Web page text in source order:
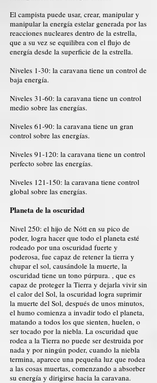
El campista puede usar, crear, manipular y
manipular la energía estelar generada por las
reacciones nucleares dentro de la estrella,
que a su vez se equilibra con el flujo de
energía desde la superficie de la estrella.
Niveles 1-30: la caravana tiene un control de
baja energía.
Niveles 31-60: la caravana tiene un control
medio sobre las energías.
Niveles 61-90: la caravana tiene un gran
control sobre las energías.
Niveles 91-120: la caravana tiene un control
perfecto sobre las energías.
Niveles 121-150: la caravana tiene control
global sobre las energías.
Planeta de la oscuridad
Nivel 250: el hijo de Nótt en su pico de
poder, logra hacer que todo el planeta esté
rodeado por una oscuridad fuerte y
poderosa, fue capaz de retener la tierra y
chupar el sol, causándole la muerte, la
oscuridad tiene un tono púrpura. , que es
capaz de proteger la Tierra y dejarla vivir sin
el calor del Sol, la oscuridad logra suprimir
la muerte del Sol, después de unos minutos,
el humo comienza a invadir todo el planeta,
matando a todos los que sienten, huelen, o
ser tocado por la niebla. La oscuridad que
rodea a la Tierra no puede ser destruida por
nada y por ningún poder, cuando la niebla
termina, aparece una pequeña luz que rodea
a las cosas muertas, comenzando a absorber
su energía y dirigirse hacia la caravana.